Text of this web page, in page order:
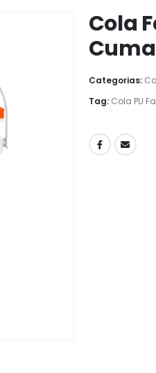
Cola
Categorias:
Tag: Cola PU